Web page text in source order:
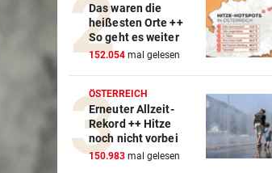
WILDE FAHRT DURCH WIEN vor
Mann floh nach Unfall
Mit Schuss gestoppt
MIT FORSCHER UNTERWEGS
Bundespräsident zeigt: So
dramatisch ist die Lage
WIR HATTEN 41,2 GRAD! vor
Das waren die
heißesten Orte ++
So geht es weiter
152.054 mal gelesen
ÖSTERREICH
Erneuter Allzeit-
Rekord ++ Hitze
noch nicht vorbei
150.983 mal gelesen